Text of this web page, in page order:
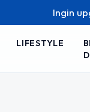
Ingin
LIFESTYLE